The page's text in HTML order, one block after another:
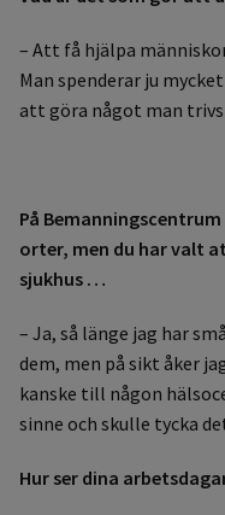
– Att få hjälpa
Man spenderar ju
att göra något man trivs
På
orter, men du har valt
sjukhus …
– Ja, så länge jag har
dem, men på sikt åker
kanske till någon
sinne och skulle tycka
Hur ser dina